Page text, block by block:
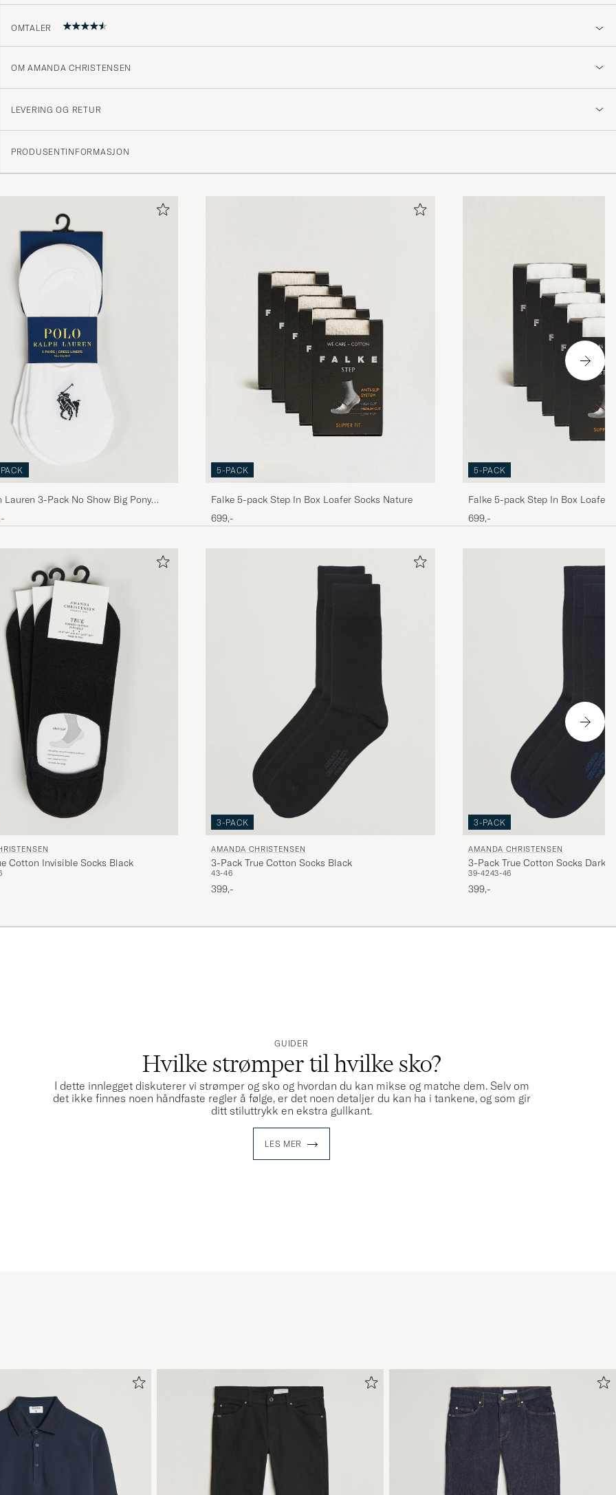
OMTALER
Not as sticky on the heel as hoped for. Panthrella are much better
MARTIN N KJØPTE PÅ CAREOFCARL.DK
Overraskende god passform
PER Ø KJØPTE PÅ CAREOFCARL.NO
Perfekt till mina loafers.
OM AMANDA CHRISTENSEN
LEVERING OG RETUR
PRODUSENTINFORMASJON
Lauren 3-Pack No Show Big Pony
White
pris
5-PACK
Falke 5-pack Step In Box Loafer Socks Nature
699,-
5-PACK
Falke 5-pack Step In Box Loafer
699,-
Cotton Invisible Socks Black
3-PACK
AMANDA CHRISTENSEN
3-Pack True Cotton Socks Black
43-46
399,-
3-PACK
AMANDA CHRISTENSEN
3-Pack True Cotton Socks Dark
39-4243-46
399,-
GUIDER
Hvilke strømper til hvilke sko?
I dette innlegget diskuterer vi strømper og sko og hvordan du kan mikse og matche dem. Selv om
det ikke finnes noen håndfaste regler å følge, er det noen detaljer du kan ha i tankene, og som gir
ditt stiluttrykk en ekstra gullkant.
LES MER